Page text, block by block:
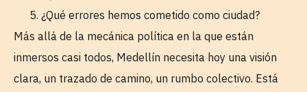
¿Qué errores hemos cometido como ciudad?
Más allá de la mecánica política en la que están
inmersos casi todos, Medellín necesita hoy una visión
clara, un trazado de camino, un rumbo colectivo. Está